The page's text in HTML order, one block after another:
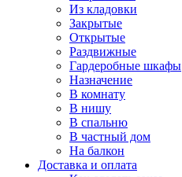
Из кладовки
Закрытые
Открытые
Раздвижные
Гардеробные шкафы
Назначение
В комнату
В нишу
В спальню
В частный дом
На балкон
Доставка и оплата